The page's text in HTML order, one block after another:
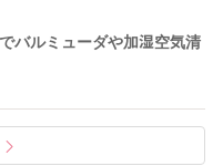
バルミューダや加湿空気清